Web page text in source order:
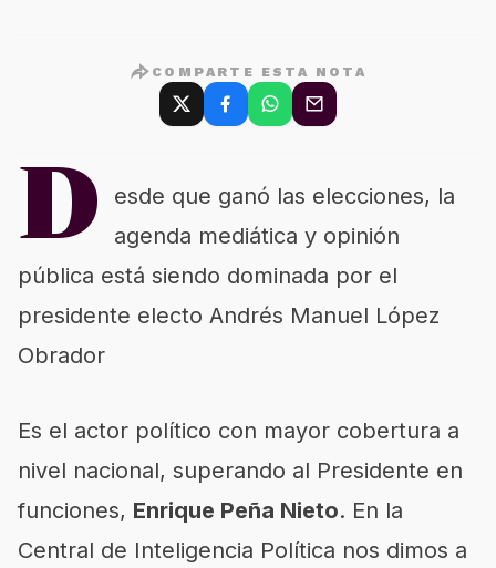
COMPARTE ESTA NOTA
D
esde que ganó las elecciones, la
agenda mediática y opinión
pública está siendo dominada por el
presidente electo Andrés Manuel López
Obrador
Es el actor político con mayor cobertura a
nivel nacional, superando al Presidente en
funciones, Enrique Peña Nieto. En la
Central de Inteligencia Política nos dimos a